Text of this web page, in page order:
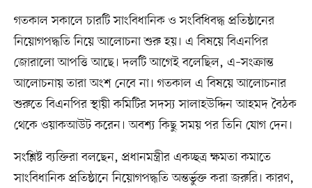
গতকাল সকালে চারটি সাংবিধানিক ও সংবিধিবদ্ধ প্রতিষ্ঠানের
নিয়োগপদ্ধতি নিয়ে আলোচনা শুরু হয়। এ বিষয়ে বিএনপির
জোরালো আপত্তি আছে। দলটি আগেই বলেছিল, এ–সংক্রান্ত
আলোচনায় তারা অংশ নেবে না। গতকাল এ বিষয়ে আলোচনার
শুরুতে বিএনপির স্থায়ী কমিটির সদস্য সালাহউদ্দিন আহমদ বৈঠক
থেকে ওয়াকআউট করেন। অবশ্য কিছু সময় পর তিনি যোগ দেন।
সংশ্লিষ্ট ব্যক্তিরা বলছেন, প্রধানমন্ত্রীর একচ্ছত্র ক্ষমতা কমাতে
সাংবিধানিক প্রতিষ্ঠানে নিয়োগপদ্ধতি অন্তর্ভুক্ত করা জরুরি। কারণ,